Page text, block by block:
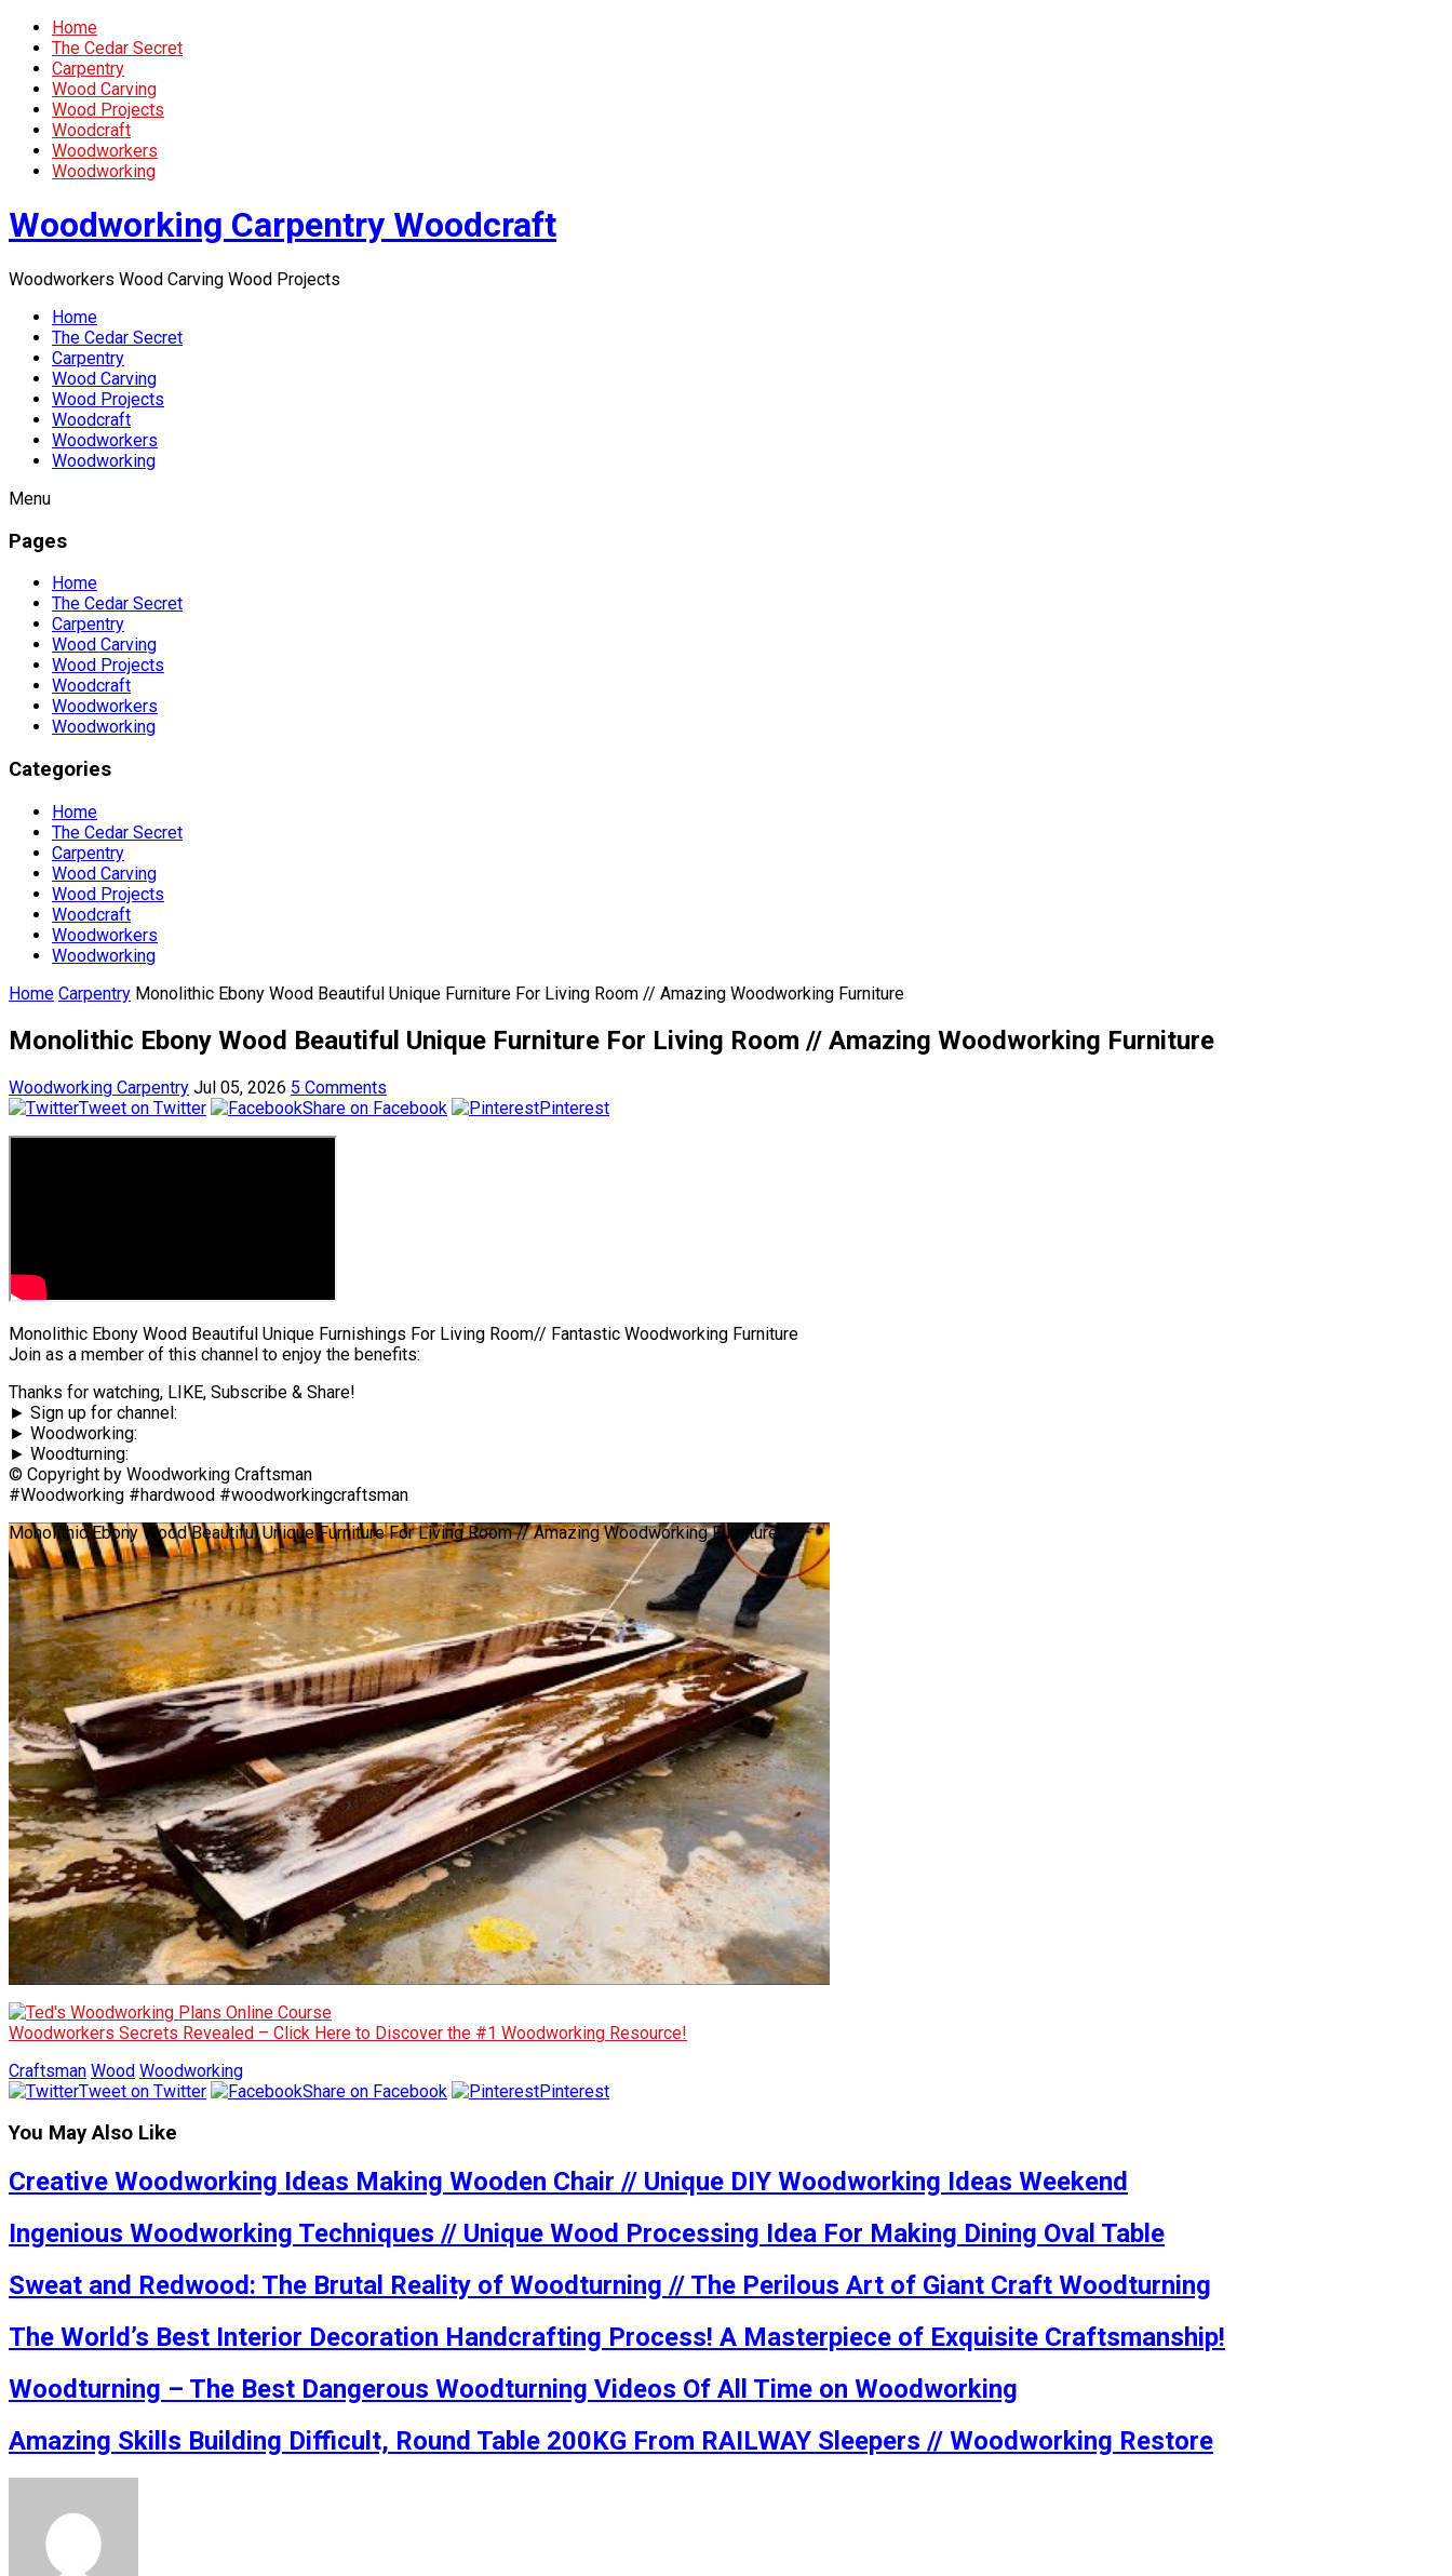
Home
The Cedar Secret
Carpentry
Wood Carving
Wood Projects
Woodcraft
Woodworkers
Woodworking
Woodworking Carpentry Woodcraft
Woodworkers Wood Carving Wood Projects
Home
The Cedar Secret
Carpentry
Wood Carving
Wood Projects
Woodcraft
Woodworkers
Woodworking
Menu
Pages
Home
The Cedar Secret
Carpentry
Wood Carving
Wood Projects
Woodcraft
Woodworkers
Woodworking
Categories
Home
The Cedar Secret
Carpentry
Wood Carving
Wood Projects
Woodcraft
Woodworkers
Woodworking
Home Carpentry Monolithic Ebony Wood Beautiful Unique Furniture For Living Room // Amazing Woodworking Furniture
Monolithic Ebony Wood Beautiful Unique Furniture For Living Room // Amazing Woodworking Furniture
Woodworking Carpentry Jul 05, 2026 5 Comments
Tweet on Twitter
Share on Facebook Pinterest
Monolithic Ebony Wood Beautiful Unique Furnishings For Living Room// Fantastic Woodworking Furniture
Join as a member of this channel to enjoy the benefits:
Thanks for watching, LIKE, Subscribe & Share!
► Sign up for channel:
► Woodworking:
► Woodturning:
© Copyright by Woodworking Craftsman
#Woodworking #hardwood #woodworkingcraftsman
Monolithic Ebony Wood Beautiful Unique Furniture For Living Room // Amazing Woodworking Furniture
Woodworkers Secrets Revealed – Click Here to Discover the #1 Woodworking Resource!
Craftsman Wood Woodworking
Tweet on Twitter
Share on Facebook Pinterest
You May Also Like
Creative Woodworking Ideas Making Wooden Chair // Unique DIY Woodworking Ideas Weekend
Ingenious Woodworking Techniques // Unique Wood Processing Idea For Making Dining Oval Table
Sweat and Redwood: The Brutal Reality of Woodturning // The Perilous Art of Giant Craft Woodturning
The World’s Best Interior Decoration Handcrafting Process! A Masterpiece of Exquisite Craftsmanship!
Woodturning – The Best Dangerous Woodturning Videos Of All Time on Woodworking
Amazing Skills Building Difficult, Round Table 200KG From RAILWAY Sleepers // Woodworking Restore